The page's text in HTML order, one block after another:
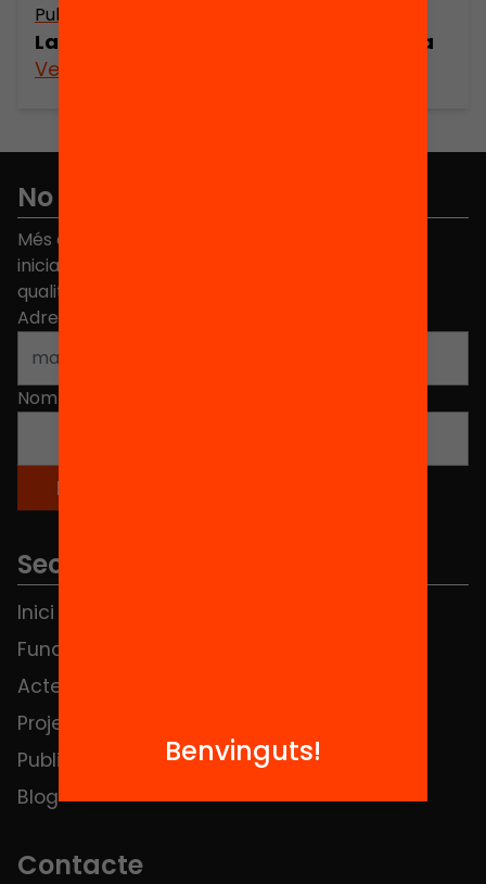
Publicació
La Comunitat Europea i la nova Europa
Veure’n més
No et perdis res
Més de 40.000 persones ja han triat Equitat. Rep
iniciatives, propostes i projectes per millorar la
qualitat de l'educació a Catalunya.
Adreça electrònica
Nom
Seccions
Inici
Fundació
Actes
Projectes
Publicacions i vídeos
Blog
Contacte
Benvinguts!